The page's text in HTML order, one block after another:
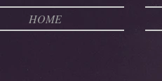
HOME